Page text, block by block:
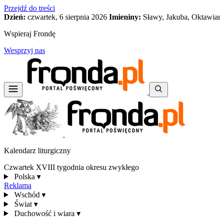
Przejdź do treści
Dzień: czwartek, 6 sierpnia 2026 Imieniny: Sławy, Jakuba,
Wspieraj Frondę
Wesprzyj nas
Kalendarz liturgiczny
Czwartek XVIII tygodnia okresu zwykłego
Polska ▾
Reklama
Wschód ▾
Świat ▾
Duchowość i wiara ▾